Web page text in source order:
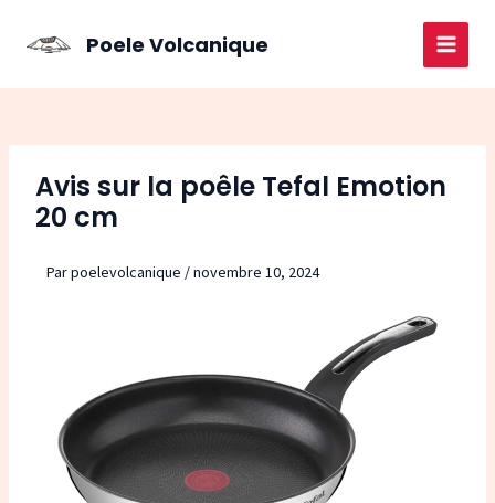
Poele Volcanique
MAIN
Avis sur la poêle Tefal Emotion
20 cm
Parpoelevolcanique /novembre 10, 2024